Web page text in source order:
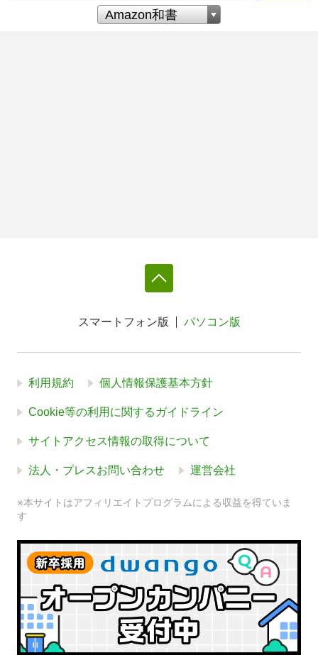
スマートフォン版 パソコン版
利用規約 個人情報保護基本方針
Cookie等の利用に関するガイドライン
サイトアクセス情報の取得について
法人・プレスお問い合わせ 運営会社
※本サイトはアフィリエイトプログラムによる収益を得ていま
す